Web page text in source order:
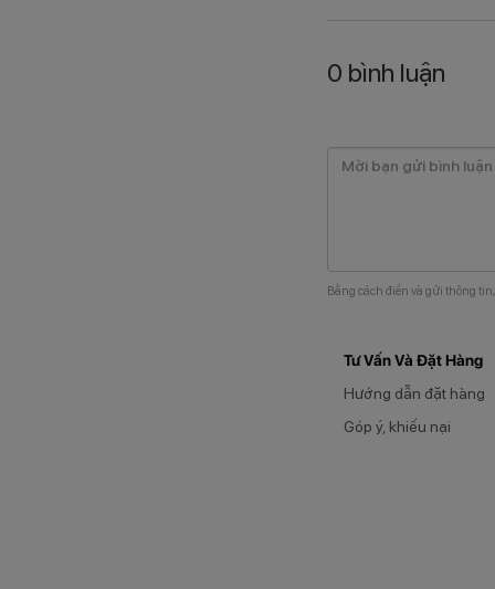
0 bình luận
Bằng cách điền và gửi thông
Tư Vấn Và Đặt Hàng
Hướng dẫn đặt hàng
Góp ý, khiếu nại